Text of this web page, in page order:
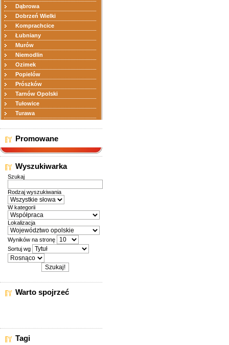
Dąbrowa
Dobrzeń Wielki
Komprachcice
Łubniany
Murów
Niemodlin
Ozimek
Popielów
Prószków
Tarnów Opolski
Tułowice
Turawa
Promowane
Wyszukiwarka
Szukaj
Rodzaj wyszukiwania
W kategorii
Lokalizacja
Wyników na stronę
Sortuj wg
Warto spojrzeć
Tagi